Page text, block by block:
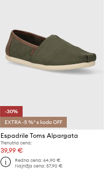
-30%
EXTRA -5 %* s kodo OFF
Espadrile Toms Alpargata
Trenutna cena:
39,99 €
Redna cena:64,90 €
Najnižja cena:57,90 €